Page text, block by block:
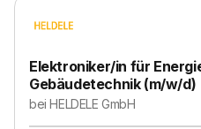
Elektroniker/in für
Gebäudetechnik (m/w/d)
beiHELDELE GmbH